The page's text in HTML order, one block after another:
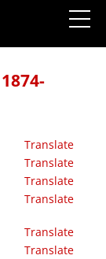
1874-
Translate
Translate
Translate
Translate
Translate
Translate